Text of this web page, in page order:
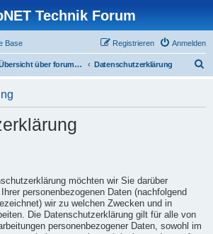
Technik Forum
Base Anmelden
Registrieren
Übersicht über forum.timberwolf.io Datenschutzerklärung
möchten wir Sie darüber
personenbezogenen Daten (nachfolgend
wir zu welchen Zwecken und in
Die Datenschutzerklärung gilt für alle von
personenbezogener Daten, sowohl im